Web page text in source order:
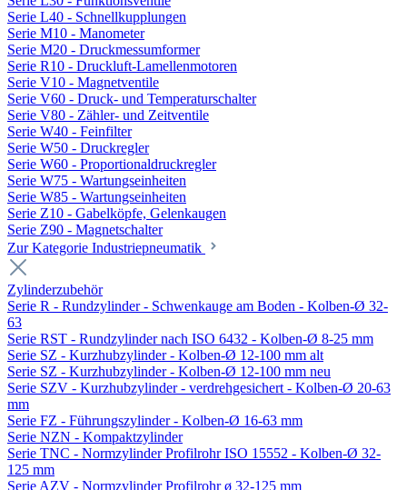
Serie L40 - Schnellkupplungen
Serie M10 - Manometer
Serie M20 - Druckmessumformer
Serie R10 - Druckluft-Lamellenmotoren
Serie V10 - Magnetventile
Serie V60 - Druck- und Temperaturschalter
Serie V80 - Zähler- und Zeitventile
Serie W40 - Feinfilter
Serie W50 - Druckregler
Serie W60 - Proportionaldruckregler
Serie W75 - Wartungseinheiten
Serie W85 - Wartungseinheiten
Serie Z10 - Gabelköpfe, Gelenkaugen
Serie Z90 - Magnetschalter
Zur Kategorie Industriepneumatik
Zylinderzubehör
Serie R - Rundzylinder - Schwenkauge am Boden - Kolben-Ø 32-
63
Serie RST - Rundzylinder nach ISO 6432 - Kolben-Ø 8-25 mm
Serie SZ - Kurzhubzylinder - Kolben-Ø 12-100 mm alt
Serie SZ - Kurzhubzylinder - Kolben-Ø 12-100 mm neu
Serie SZV - Kurzhubzylinder - verdrehgesichert - Kolben-Ø 20-63
mm
Serie FZ - Führungszylinder - Kolben-Ø 16-63 mm
Serie NZN - Kompaktzylinder
Serie TNC - Normzylinder Profilrohr ISO 15552 - Kolben-Ø 32-
125 mm
Serie AZV - Normzylinder Profilrohr ø 32-125 mm